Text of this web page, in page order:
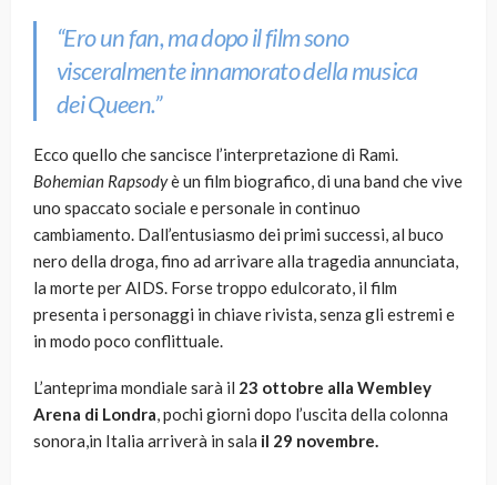
“Ero un fan, ma dopo il film sono
visceralmente innamorato della musica
dei Queen.”
Ecco quello che sancisce l’interpretazione di Rami.
Bohemian Rapsodyè un film biografico, di una band che vive
uno spaccato sociale e personale in continuo
cambiamento. Dall’entusiasmo dei primi successi, al buco
nero della droga, fino ad arrivare alla tragedia annunciata,
la morte per AIDS. Forse troppo edulcorato, il film
presenta i personaggi in chiave rivista, senza gli estremi e
in modo poco conflittuale.
L’anteprima mondiale sarà il 23 ottobre alla Wembley
Arena di Londra, pochi giorni dopo l’uscita della colonna
sonora,in Italia arriverà in sala il 29 novembre.